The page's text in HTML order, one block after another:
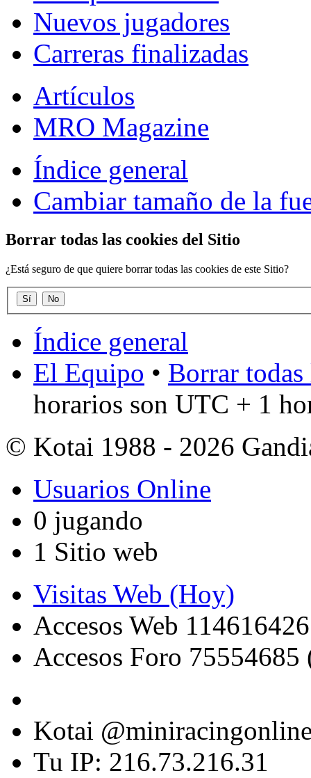
Nuevos jugadores
Carreras finalizadas
Artículos
MRO Magazine
Índice general
Cambiar tamaño de la
Borrar todas las cookies del Sitio
¿Está seguro de que quiere borrar todas las cookies de este Sitio?
Índice general
El Equipo • Borrar
horarios son UTC + 1
© Kotai 1988 - 2026
Usuarios Online
0 jugando
1 Sitio web
Visitas Web (Hoy)
Accesos Web
Accesos Foro 75554685
Kotai
Tu IP: 216.73.216.31